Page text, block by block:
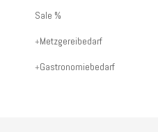
oder
Sale %
Metzgereibedarf
Gastronomiebedarf